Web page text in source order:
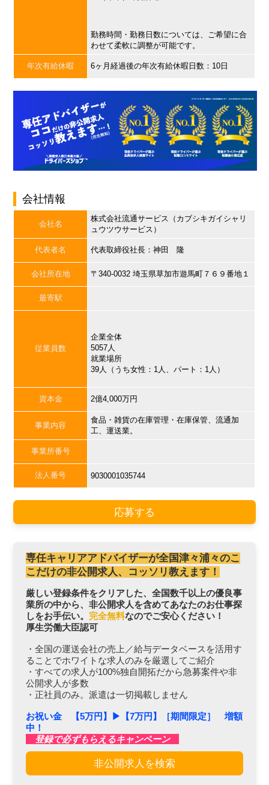
勤務時間・勤務日数については、ご希望に合
わせて柔軟に調整が可能です。
年次有給休暇 6ヶ月経過後の年次有給休暇日数：10日
会社情報
会社名
株式会社流通サービス（カブシキガイシャリ
ュウツウサービス）
代表者名 代表取締役社長：神田 隆
会社所在地 〒340-0032 埼玉県草加市遊馬町７６９番地１
最寄駅
従業員数
企業全体
5057人
就業場所
39人（うち女性：1人、パート：1人）
資本金 2億4,000万円
事業内容
食品・雑貨の在庫管理・在庫保管、流通加
工、運送業。
事業所番号
法人番号 9030001035744
応募する
専任キャリアアドバイザーが全国津々浦々のこ
こだけの非公開求人、コッソリ教えます！
厳しい登録条件をクリアした、全国数千以上の優良事
業所の中から、非公開求人を含めてあなたのお仕事探
しをお手伝い。 完全無料なのでご安心ください！
厚生労働大臣認可
・全国の運送会社の売上／給与データベースを活用す
ることでホワイトな求人のみを厳選してご紹介
・すべての求人が100%独自開拓だから急募案件や非
公開求人が多数
・正社員のみ。派遣は一切掲載しません
お祝い金 【5万円】▶︎【7万円】［期間限定］ 増額
中！
登録で必ずもらえるキャンペーン
非公開求人を検索